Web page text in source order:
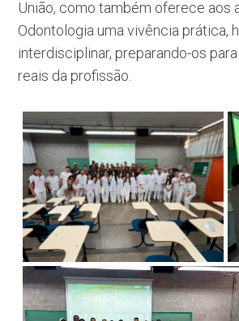
União, como também oferece aos
Odontologia uma vivência prática,
interdisciplinar, preparando-os
reais da profissão.